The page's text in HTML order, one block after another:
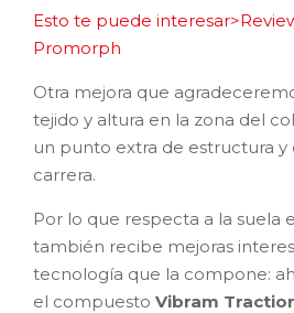
Esto te puede
Promorph
Otra mejora que
tejido y altura en la zona del
un punto extra de estructura y
carrera.
Por lo que respecta a la suela
también recibe mejoras
tecnología que la compone:
el compuesto Vibram